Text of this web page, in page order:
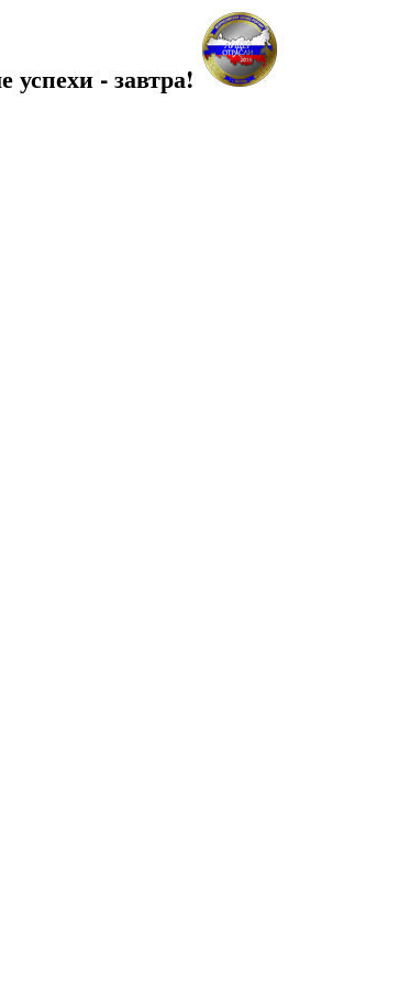
успехи - завтра!